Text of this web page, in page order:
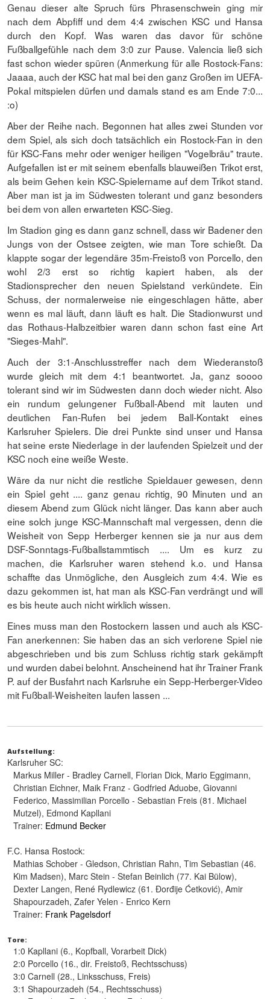
Genau dieser alte Spruch fürs Phrasenschwein ging mir
nach dem Abpfiff und dem 4:4 zwischen KSC und Hansa
durch den Kopf. Was waren das davor für schöne
Fußballgefühle nach dem 3:0 zur Pause. Valencia ließ sich
fast schon wieder spüren (Anmerkung für alle Rostock-Fans:
Jaaaa, auch der KSC hat mal bei den ganz Großen im UEFA-
Pokal mitspielen dürfen und damals stand es am Ende 7:0...
:o)
Aber der Reihe nach. Begonnen hat alles zwei Stunden vor
dem Spiel, als sich doch tatsächlich ein Rostock-Fan in den
für KSC-Fans mehr oder weniger heiligen "Vogelbräu" traute.
Aufgefallen ist er mit seinem ebenfalls blauweißen Trikot erst,
als beim Gehen kein KSC-Spielername auf dem Trikot stand.
Aber man ist ja im Südwesten tolerant und ganz besonders
bei dem von allen erwarteten KSC-Sieg.
Im Stadion ging es dann ganz schnell, dass wir Badener den
Jungs von der Ostsee zeigten, wie man Tore schießt. Da
klappte sogar der legendäre 35m-Freistoß von Porcello, den
wohl 2/3 erst so richtig kapiert haben, als der
Stadionsprecher den neuen Spielstand verkündete. Ein
Schuss, der normalerweise nie eingeschlagen hätte, aber
wenn es mal läuft, dann läuft es halt. Die Stadionwurst und
das Rothaus-Halbzeitbier waren dann schon fast eine Art
"Sieges-Mahl".
Auch der 3:1-Anschlusstreffer nach dem Wiederanstoß
wurde gleich mit dem 4:1 beantwortet. Ja, ganz soooo
tolerant sind wir im Südwesten dann doch wieder nicht. Also
ein rundum gelungener Fußball-Abend mit lauten und
deutlichen Fan-Rufen bei jedem Ball-Kontakt eines
Karlsruher Spielers. Die drei Punkte sind unser und Hansa
hat seine erste Niederlage in der laufenden Spielzeit und der
KSC noch eine weiße Weste.
Wäre da nur nicht die restliche Spieldauer gewesen, denn
ein Spiel geht .... ganz genau richtig, 90 Minuten und an
diesem Abend zum Glück nicht länger. Das kann aber auch
eine solch junge KSC-Mannschaft mal vergessen, denn die
Weisheit von Sepp Herberger kennen sie ja nur aus dem
DSF-Sonntags-Fußballstammtisch .... Um es kurz zu
machen, die Karlsruher waren stehend k.o. und Hansa
schaffte das Unmögliche, den Ausgleich zum 4:4. Wie es
dazu gekommen ist, hat man als KSC-Fan verdrängt und will
es bis heute auch nicht wirklich wissen.
Eines muss man den Rostockern lassen und auch als KSC-
Fan anerkennen: Sie haben das an sich verlorene Spiel nie
abgeschrieben und bis zum Schluss richtig stark gekämpft
und wurden dabei belohnt. Anscheinend hat ihr Trainer Frank
P. auf der Busfahrt nach Karlsruhe ein Sepp-Herberger-Video
mit Fußball-Weisheiten laufen lassen ...
Aufstellung:
Karlsruher SC:
Markus Miller - Bradley Carnell, Florian Dick, Mario Eggimann,
Christian Eichner, Maik Franz - Godfried Aduobe, Giovanni
Federico, Massimilian Porcello - Sebastian Freis (81. Michael
Mutzel), Edmond Kapllani
Trainer: Edmund Becker
F.C. Hansa Rostock:
Mathias Schober - Gledson, Christian Rahn, Tim Sebastian (46.
Kim Madsen), Marc Stein - Stefan Beinlich (77. Kai Bülow),
Dexter Langen, René Rydlewicz (61. Đorđije Ćetković), Amir
Shapourzadeh, Zafer Yelen - Enrico Kern
Trainer: Frank Pagelsdorf
Tore:
1:0 Kapllani (6., Kopfball, Vorarbeit Dick)
2:0 Porcello (16., dir. Freistoß, Rechtsschuss)
3:0 Carnell (28., Linksschuss, Freis)
3:1 Shapourzadeh (54., Rechtsschuss)